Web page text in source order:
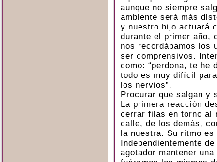
aunque no siempre
ambiente será más
y nuestro hijo actuará
durante el primer año,
nos recordábamos los
ser comprensivos.
como: “perdona, te he
todo es muy difícil
los nervios”.
Procurar que salgan y
La primera reacción
cerrar filas en torno al
calle, de los demás,
la nuestra. Su ritmo
Independientemente
agotador mantener